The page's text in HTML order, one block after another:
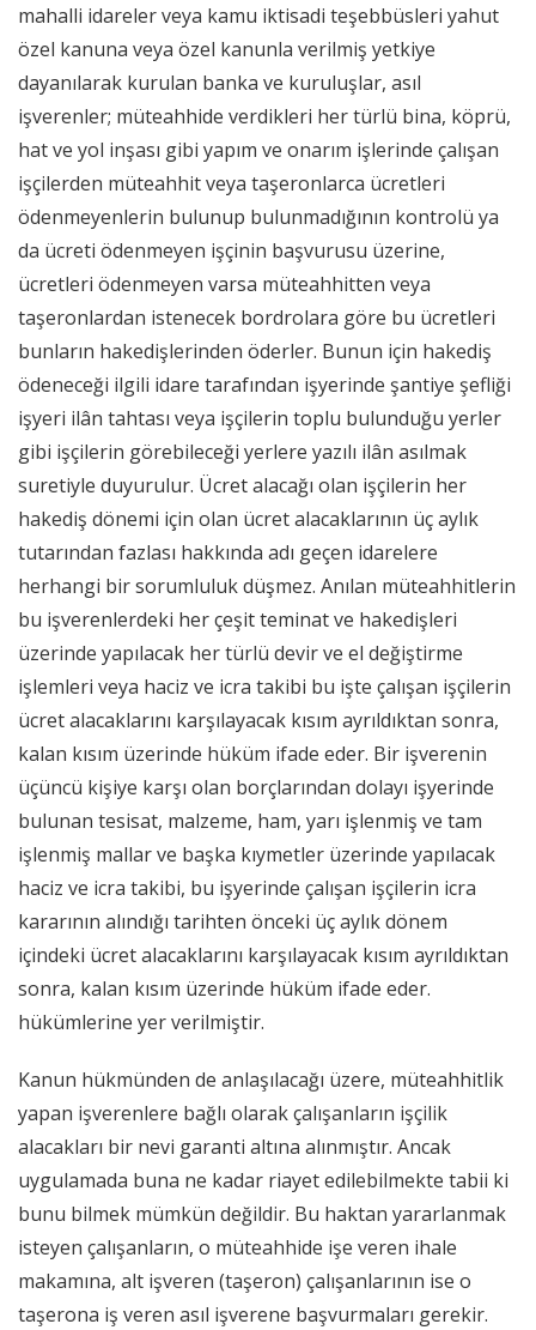
mahalli idareler veya kamu iktisadi teşebbüsleri yahut
özel kanuna veya özel kanunla verilmiş yetkiye
dayanılarak kurulan banka ve kuruluşlar, asıl
işverenler; müteahhide verdikleri her türlü bina, köprü,
hat ve yol inşası gibi yapım ve onarım işlerinde çalışan
işçilerden müteahhit veya taşeronlarca ücretleri
ödenmeyenlerin bulunup bulunmadığının kontrolü ya
da ücreti ödenmeyen işçinin başvurusu üzerine,
ücretleri ödenmeyen varsa müteahhitten veya
taşeronlardan istenecek bordrolara göre bu ücretleri
bunların hakedişlerinden öderler. Bunun için hakediş
ödeneceği ilgili idare tarafından işyerinde şantiye şefliği
işyeri ilân tahtası veya işçilerin toplu bulunduğu yerler
gibi işçilerin görebileceği yerlere yazılı ilân asılmak
suretiyle duyurulur. Ücret alacağı olan işçilerin her
hakediş dönemi için olan ücret alacaklarının üç aylık
tutarından fazlası hakkında adı geçen idarelere
herhangi bir sorumluluk düşmez. Anılan müteahhitlerin
bu işverenlerdeki her çeşit teminat ve hakedişleri
üzerinde yapılacak her türlü devir ve el değiştirme
işlemleri veya haciz ve icra takibi bu işte çalışan işçilerin
ücret alacaklarını karşılayacak kısım ayrıldıktan sonra,
kalan kısım üzerinde hüküm ifade eder. Bir işverenin
üçüncü kişiye karşı olan borçlarından dolayı işyerinde
bulunan tesisat, malzeme, ham, yarı işlenmiş ve tam
işlenmiş mallar ve başka kıymetler üzerinde yapılacak
haciz ve icra takibi, bu işyerinde çalışan işçilerin icra
kararının alındığı tarihten önceki üç aylık dönem
içindeki ücret alacaklarını karşılayacak kısım ayrıldıktan
sonra, kalan kısım üzerinde hüküm ifade eder.
hükümlerine yer verilmiştir.
Kanun hükmünden de anlaşılacağı üzere, müteahhitlik
yapan işverenlere bağlı olarak çalışanların işçilik
alacakları bir nevi garanti altına alınmıştır. Ancak
uygulamada buna ne kadar riayet edilebilmekte tabii ki
bunu bilmek mümkün değildir. Bu haktan yararlanmak
isteyen çalışanların, o müteahhide işe veren ihale
makamına, alt işveren (taşeron) çalışanlarının ise o
taşerona iş veren asıl işverene başvurmaları gerekir.